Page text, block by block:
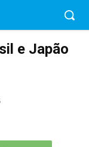
e Japão